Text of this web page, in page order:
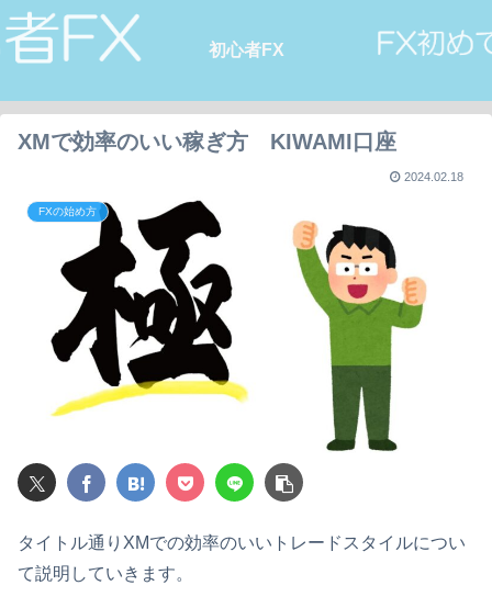
初心者FX
XMで効率のいい稼ぎ方 KIWAMI口座
2024.02.18
FXの始め方
タイトル通りXMでの効率のいいトレードスタイルについ
て説明していきます。